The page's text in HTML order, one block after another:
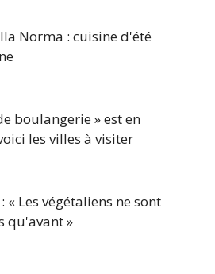
Norma : cuisine d'été
boulangerie » est en
les villes à visiter
« Les végétaliens ne sont
qu'avant »